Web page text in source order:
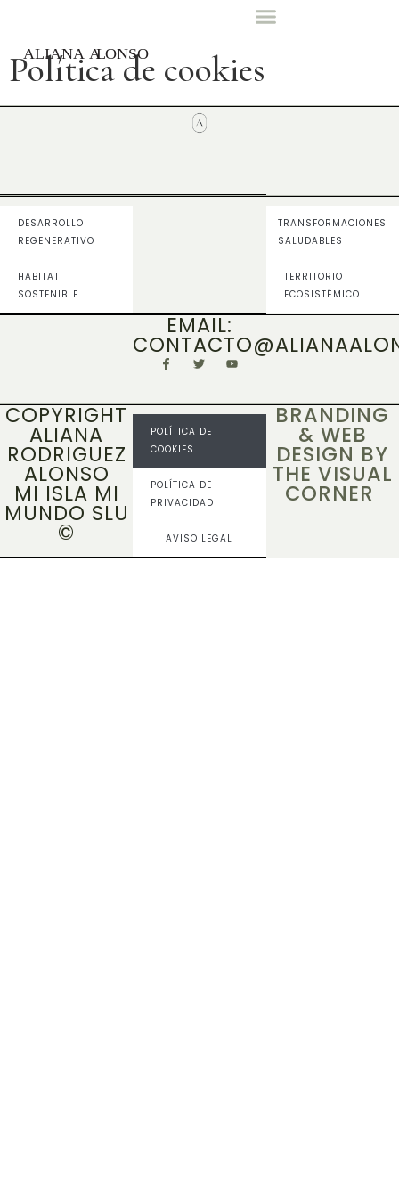
Política de cookies
DESARROLLO
REGENERATIVO
HABITAT
SOSTENIBLE
TRANSFORMACIONES
SALUDABLES
TERRITORIO
ECOSISTÉMICO
EMAIL:
COPYRIGHT
ALIANA
RODRIGUEZ
ALONSO
MI ISLA MI
MUNDO SLU
©
POLÍTICA DE
COOKIES
POLÍTICA DE
PRIVACIDAD
AVISO LEGAL
BRANDING
& WEB
DESIGN BY
THE VISUAL
CORNER